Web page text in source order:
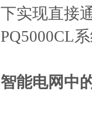
下实现直接
PQ5000CL
智能电⽹中